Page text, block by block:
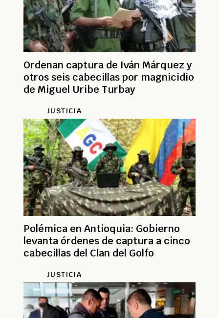
Ordenan captura de Iván Márquez y
otros seis cabecillas por magnicidio
de Miguel Uribe Turbay
JUSTICIA
Polémica en Antioquia: Gobierno
levanta órdenes de captura a cinco
cabecillas del Clan del Golfo
JUSTICIA